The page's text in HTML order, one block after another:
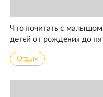
Что почитать с
детей от рождения до
Отдых